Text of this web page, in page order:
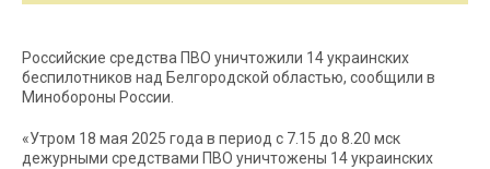
Российские средства ПВО уничтожили 14 украинских
беспилотников над Белгородской областью, сообщили в
Минобороны России.
«Утром 18 мая 2025 года в период с 7.15 до 8.20 мск
дежурными средствами ПВО уничтожены 14 украинских